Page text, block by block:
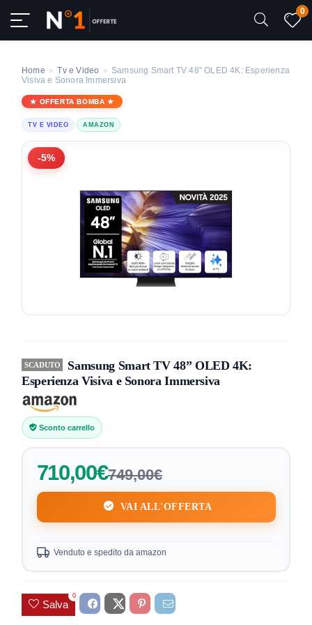
0
Home » Tv e Video » Samsung Smart TV 48” OLED 4K: Esperienza
Visiva e Sonora Immersiva
OFFERTA BOMBA
TV E VIDEO AMAZON
-5%
SCADUTO
Samsung Smart TV 48” OLED 4K:
Esperienza Visiva e Sonora Immersiva
Sconto carrello
710,00€749,00€
VAI ALL'OFFERTA
Venduto e spedito da amazon
Salva
0